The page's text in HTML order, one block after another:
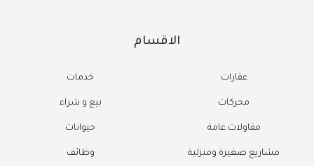
الاقسام
عقارات
محركات
مقاولات عامة
مشاريع صغيرة ومنزلية
خدمات
بيع و شراء
حيوانات
وظائف